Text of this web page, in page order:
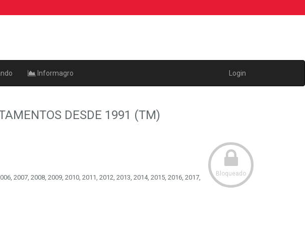
Informagro Login
DESDE 1991 (TM)
Bloqueado
2007, 2008, 2009, 2010, 2011, 2012, 2013, 2014, 2015, 2016, 2017,